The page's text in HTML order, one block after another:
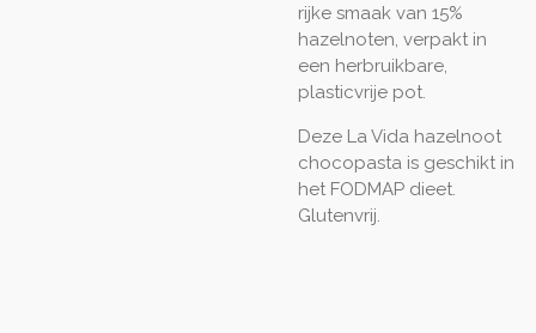
rijke smaak van 15%
hazelnoten, verpakt in
een herbruikbare,
plasticvrije pot.
Deze La Vida hazelnoot
chocopasta is geschikt in
het FODMAP dieet.
Glutenvrij.